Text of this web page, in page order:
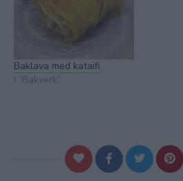
Baklava med kataifi
I ”Bakverk”